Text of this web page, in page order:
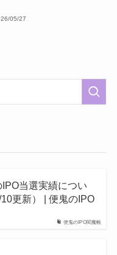
05/27
便鬼のIPO閻魔帳
当選実績につい
更新） | 便鬼のIPO